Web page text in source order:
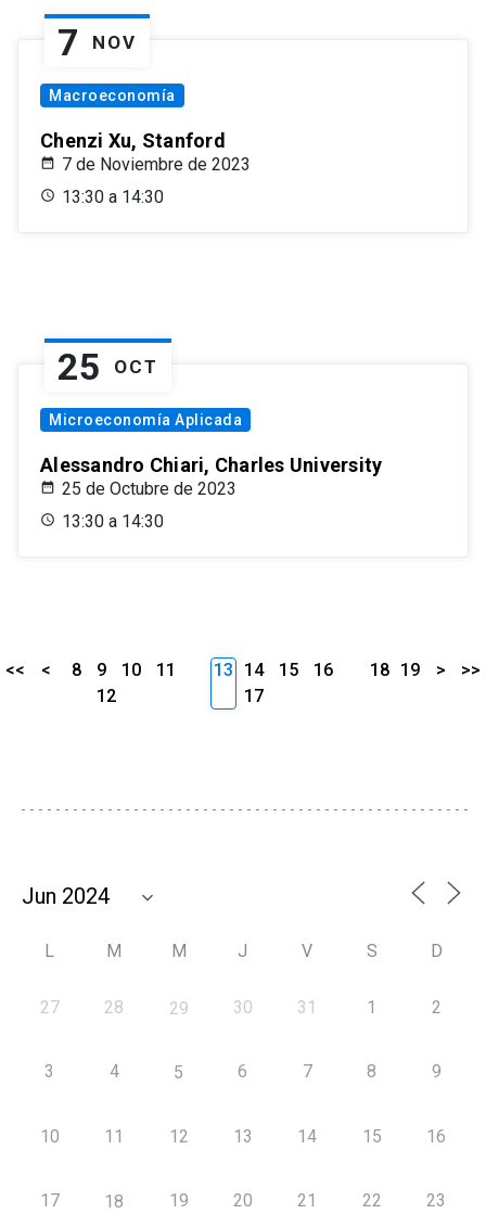
7 NOV
Macroeconomía
Chenzi Xu, Stanford
7 de Noviembre de 2023
13:30 a 14:30
25 OCT
Microeconomía Aplicada
Alessandro Chiari, Charles University
25 de Octubre de 2023
13:30 a 14:30
<< < 8 9 10
11
12
13 14 15
16
17
18 19 > >>
L M M J V S D
27 28 29 30 31 1 2
3 4 5 6 7 8 9
10 11 12 13 14 15 16
17 18 19 20 21 22 23